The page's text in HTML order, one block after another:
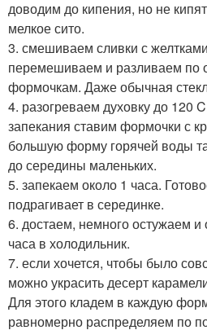
доводим до кипения, но не
мелкое сито.
3. смешиваем сливки с
перемешиваем и разливаем по
формочкам. Даже обычная
4. разогреваем духовку до 120
запекания ставим формочки с
большую форму горячей воды
до середины маленьких.
5. запекаем около 1 часа.
подрагивает в серединке.
6. достаем, немного остужаем
часа в холодильник.
7. если хочется, чтобы было
можно украсить десерт
Для этого кладем в каждую
равномерно распределяем по